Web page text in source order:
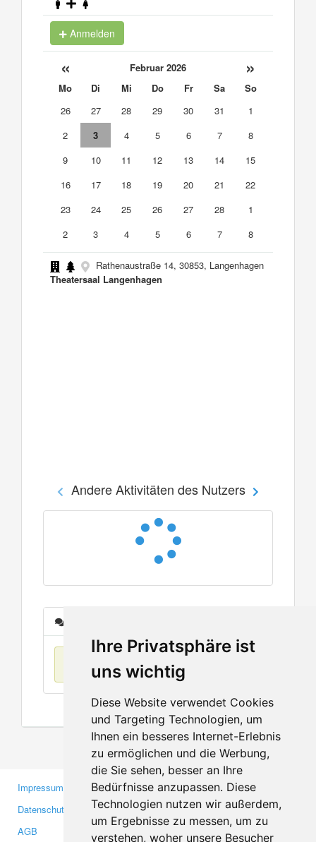
Ihre Privatsphäre ist
uns wichtig
Diese Website verwendet Cookies
und Targeting Technologien, um
Ihnen ein besseres Internet-Erlebnis
zu ermöglichen und die Werbung,
die Sie sehen, besser an Ihre
Bedürfnisse anzupassen. Diese
Technologien nutzen wir außerdem,
um Ergebnisse zu messen, um zu
verstehen, woher unsere Besucher
Anmelden
« Februar 2026 »
Mo Di Mi Do Fr Sa
So
26
27 28 29 30 31
1
2
3 4 5 6 7
8
9
10 11 12 13 14
15
16
17 18 19 20 21
22
23
24 25 26 27 28
1
2
3 4 5 6 7 8
Rathenaustraße 14, 30853, Langenhagen
Theatersaal Langenhagen
Andere Aktivitäten des Nutzers
Keine Einträge
Impressum
Datenschutzerklärung
AGB
Gewerbetreibende
Investoren